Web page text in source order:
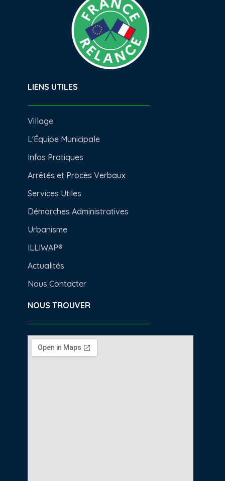
LIENS UTILES
Village
L'Équipe Municipale
Infos Pratiques
Arrêtés et Procès Verbaux
Services Utiles
Démarches Administratives
Urbanisme
ILLIWAP®
Actualités
Nous Contacter
NOUS TROUVER